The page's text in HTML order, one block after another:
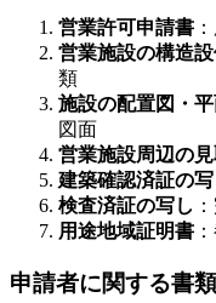
営業許可申請書
営業施設の構造
類
施設の配置図・平
図面
営業施設周辺の見
建築確認済証の写
検査済証の写し
用途地域証明書
申請者に関する書類